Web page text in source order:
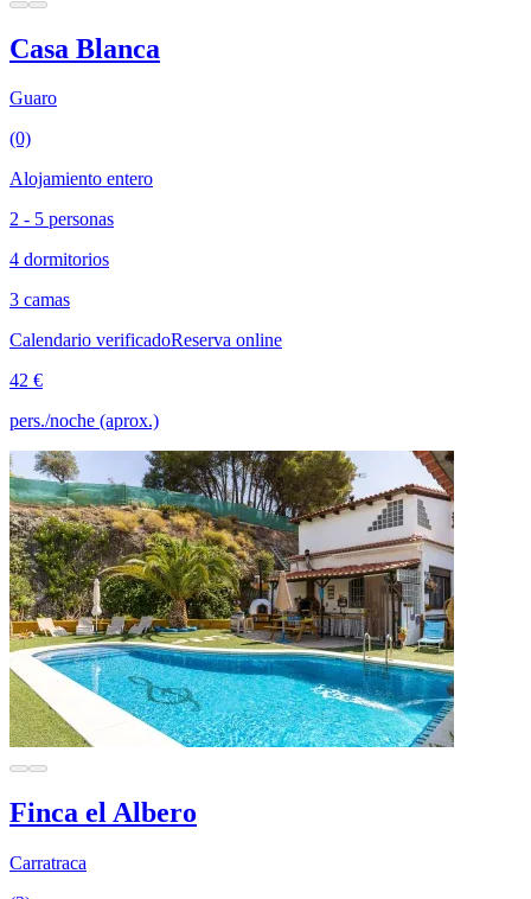
Casa Blanca
Guaro
(0)
Alojamiento entero
2 - 5 personas
4 dormitorios
3 camas
Calendario verificadoReserva online
42 €
pers./noche (aprox.)
Finca el Albero
Carratraca